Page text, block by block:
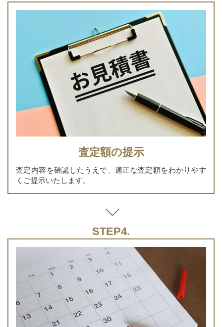
査定額の提示
査定内容を確認したうえで、適正な査定額をわかりやす
くご提示いたします。